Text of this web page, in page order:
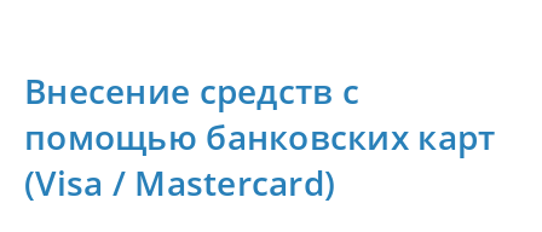
Внесение средств с
помощью банковских карт
(Visa / Mastercard)